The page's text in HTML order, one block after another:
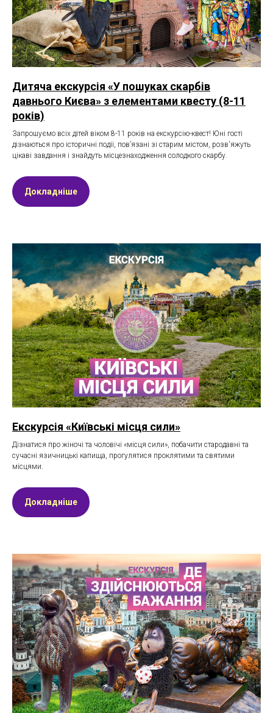
Дитяча екскурсія «У пошуках скарбів
давнього Києва» з елементами квесту (8-11
років)
Запрошуємо всіх дітей віком 8-11 років на екскурсію-квест! Юні гості
дізнаються про історичні події, пов’язані зі старим містом, розв'яжуть
цікаві завдання і знайдуть місцезнаходження солодкого скарбу.
Докладніше
Екскурсія «Київські місця сили»
Дізнатися про жіночі та чоловічі «місця сили», побачити стародавні та
сучасні язичницькі капища, прогулятися проклятими та святими
місцями.
Докладніше